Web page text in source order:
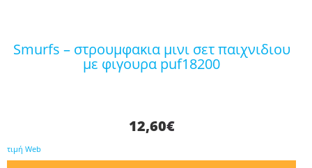
smurfs – στρουμφακια μινι σετ παιχνιδιου
με φιγουρα puf18200
12,60€
τιμή Web